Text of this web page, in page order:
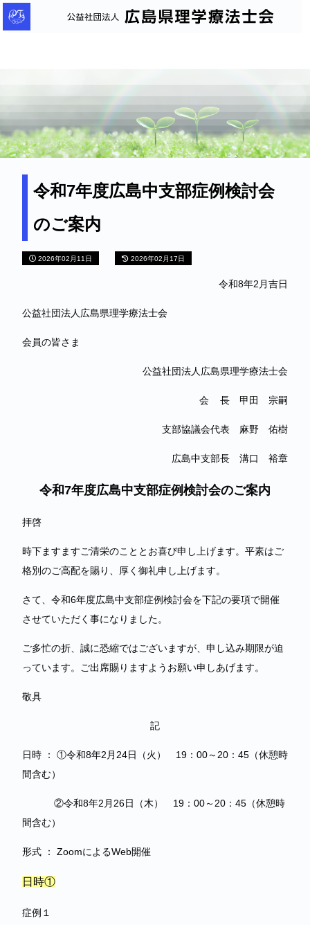
公
益
島
令和7年度広島中支部症例検討会
のご案内
2026年02月11日 2026年02月17日
令和8年2月吉日
公益社団法人広島県理学療法士会
会員の皆さま
公益社団法人広島県理学療法士会
会 長 甲田 宗嗣
支部協議会代表 麻野 佑樹
広島中支部長 溝口 裕章
令和7年度広島中支部症例検討会のご案内
拝啓
時下ますますご清栄のこととお喜び申し上げます。平素はご
格別のご高配を賜り、厚く御礼申し上げます。
さて、令和6年度広島中支部症例検討会を下記の要項で開催
させていただく事になりました。
ご多忙の折、誠に恐縮ではございますが、申し込み期限が迫
っています。ご出席賜りますようお願い申しあげます。
敬具
記
日時 ： ①令和8年2月24日（火） 19：00～20：45（休憩時
間含む）
②令和8年2月26日（木） 19：00～20：45（休憩時
間含む）
形式 ： ZoomによるWeb開催
日時①
症例１